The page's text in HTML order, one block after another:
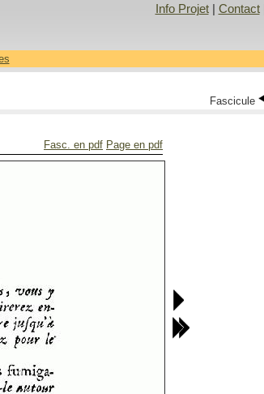
Info Projet| Contact|
Fascicule
Fasc. en pdf Page en pdf